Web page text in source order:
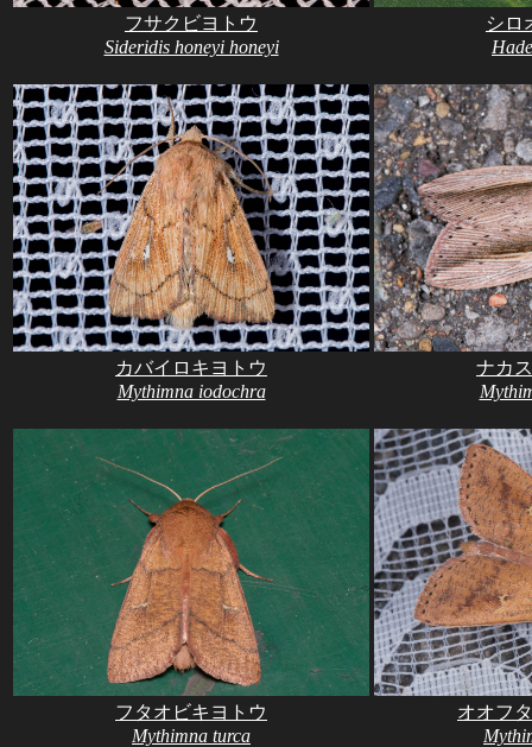
フサクビヨトウ
Sideridis honeyi honeyi
シロ
カバイロキヨトウ
Mythimna iodochra
ナカ
フタオビキヨトウ
Mythimna turca
オオフ